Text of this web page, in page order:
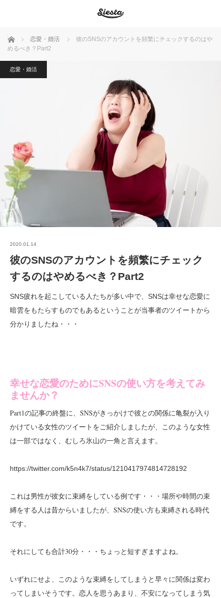
ホーム 恋愛・婚活
彼のSNSのアカウントを頻繁にチェックするのはや
めるべき？Part2
恋愛・婚活
2020.01.14
彼のSNSのアカウントを頻繁にチェック
するのはやめるべき？Part2
SNS疲れを起こしている人たちが多い中で、SNSは幸せな恋愛に
暗雲をもたらすものでもあるということが当事者のツイートから
分かりましたね・・・
幸せな恋愛のためにSNSの使い方を考えてみ
ませんか？
Part1の記事の終盤に、SNSがきっかけで彼との関係に亀裂が入り
かけている女性のツイートをご紹介しましたが、このような女性
は一部ではなく、むしろ氷山の一角と言えます。
https://twitter.com/k5n4k7/status/1210417974814728192
これは男性が彼女に束縛をしている例です・・・場所や時間の束
縛をする人は昔からいましたが、SNSの使い方も束縛される時代
です。
それにしても合計30分・・・ちょっと短すぎますよね。
いずれにせよ、このような束縛をしてしまうと早々に関係は変わ
ってしまいそうです。恋人を思うあまり、不安になってしまう気